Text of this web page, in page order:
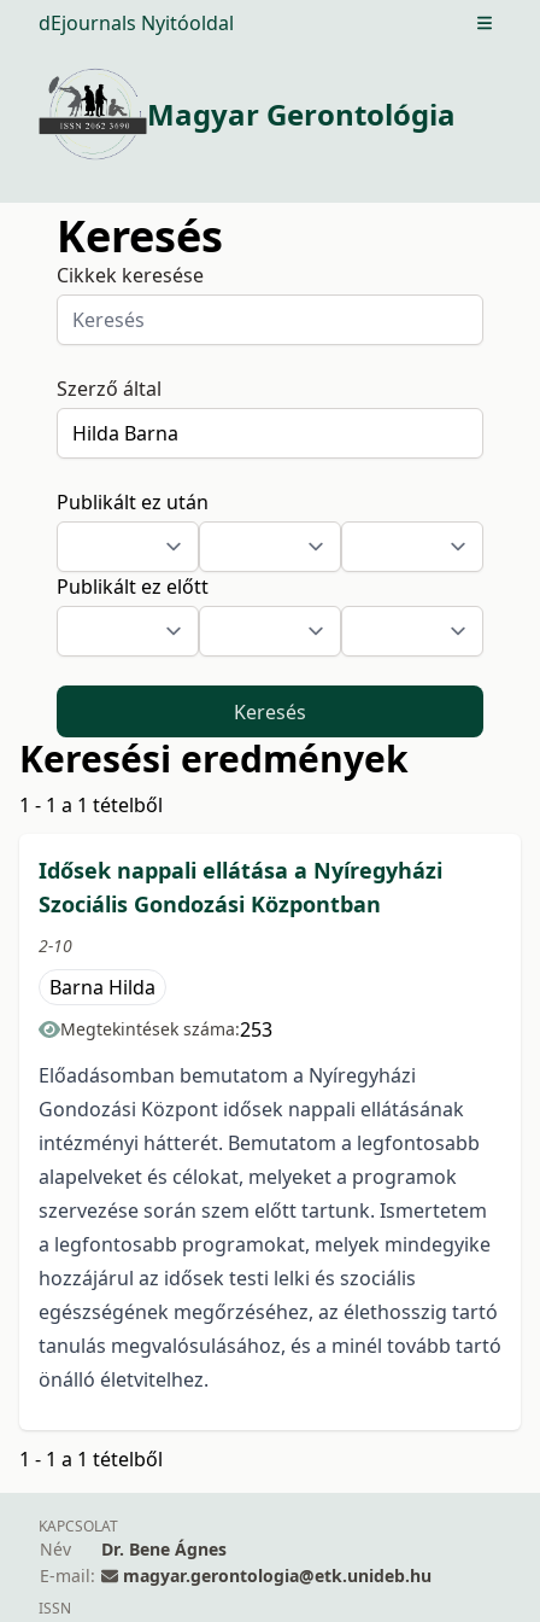
dEjournals Nyitóoldal Open
Magyar Gerontológia
Keresés
Cikkek keresése
Szerző által
Publikált ez után
Publikált ez előtt
Keresés
Keresési eredmények
1 - 1 a 1 tételből
Idősek nappali ellátása a Nyíregyházi
Szociális Gondozási Központban
2-10
Barna Hilda
Megtekintések száma:253
Előadásomban bemutatom a Nyíregyházi
Gondozási Központ idősek nappali ellátásának
intézményi hátterét. Bemutatom a legfontosabb
alapelveket és célokat, melyeket a programok
szervezése során szem előtt tartunk. Ismertetem
a legfontosabb programokat, melyek mindegyike
hozzájárul az idősek testi lelki és szociális
egészségének megőrzéséhez, az élethosszig tartó
tanulás megvalósulásához, és a minél tovább tartó
önálló életvitelhez.
1 - 1 a 1 tételből
KAPCSOLAT
Név
Dr. Bene Ágnes
E-mail:
magyar.gerontologia@etk.unideb.hu
ISSN